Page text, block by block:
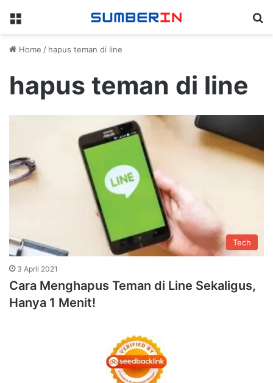
Menu
Home / hapus teman di line
hapus teman di line
Tech
3 April 2021
Cara Menghapus Teman di Line Sekaligus,
Hanya 1 Menit!